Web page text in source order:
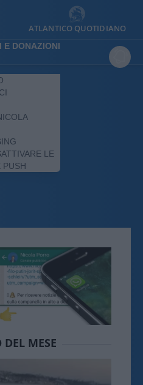
ATLANTICO QUOTIDIANO
E DONAZIONI
LE
PUSH
MESE